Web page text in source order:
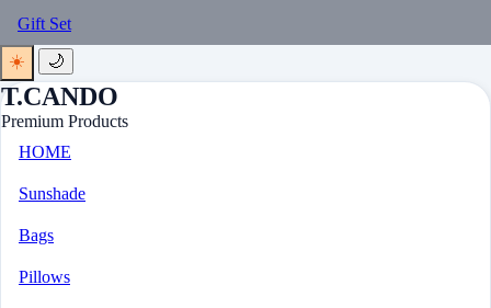
Gift Set
☀️
🌙
T.CANDO
Premium Products
HOME
Sunshade
Bags
Pillows